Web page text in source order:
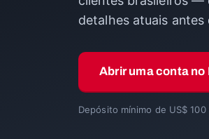
detalhes atuais antes
Abrir uma conta
Depósito mínimo de US$ 100